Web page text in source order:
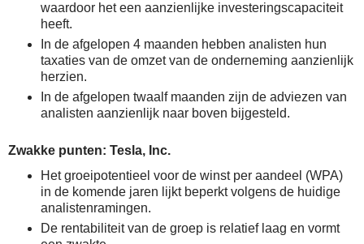
waardoor het een aanzienlijke investeringscapaciteit
heeft.
In de afgelopen 4 maanden hebben analisten hun
taxaties van de omzet van de onderneming aanzienlijk
herzien.
In de afgelopen twaalf maanden zijn de adviezen van
analisten aanzienlijk naar boven bijgesteld.
Zwakke punten: Tesla, Inc.
Het groeipotentieel voor de winst per aandeel (WPA)
in de komende jaren lijkt beperkt volgens de huidige
analistenramingen.
De rentabiliteit van de groep is relatief laag en vormt